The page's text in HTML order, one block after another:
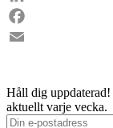
LinkedIn
Facebook
Håll dig uppdaterad!
aktuellt varje vecka.